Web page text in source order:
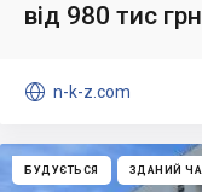
від 980 тис грн
 n-k-z.com
БУДУЄТЬСЯ ЗДАНИЙ